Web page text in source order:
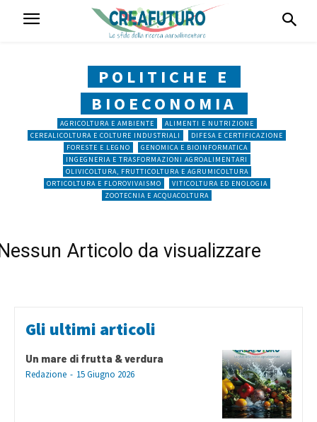
POLITICHE E
BIOECONOMIA
AGRICOLTURA E AMBIENTE
ALIMENTI E NUTRIZIONE
CEREALICOLTURA E COLTURE INDUSTRIALI
DIFESA E CERTIFICAZIONE
FORESTE E LEGNO
GENOMICA E BIOINFORMATICA
INGEGNERIA E TRASFORMAZIONI AGROALIMENTARI
OLIVICOLTURA, FRUTTICOLTURA E AGRUMICOLTURA
ORTICOLTURA E FLOROVIVAISMO
VITICOLTURA ED ENOLOGIA
ZOOTECNIA E ACQUACOLTURA
Articolo da visualizzare
Gli ultimi articoli
Un mare di frutta & verdura
Redazione - 15 Giugno 2026